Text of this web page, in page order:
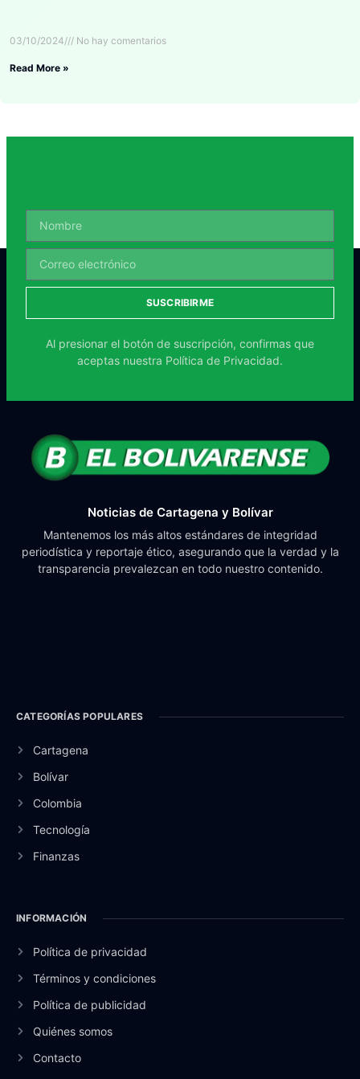
03/10/2024 No hay comentarios
Read More »
SUSCRIBIRME
Al presionar el botón de suscripción, confirmas que
aceptas nuestra Política de Privacidad.
Noticias de Cartagena y Bolívar
Mantenemos los más altos estándares de integridad
periodística y reportaje ético, asegurando que la verdad y la
transparencia prevalezcan en todo nuestro contenido.
CATEGORÍAS POPULARES
Cartagena
Bolívar
Colombia
Tecnología
Finanzas
INFORMACIÓN
Política de privacidad
Términos y condiciones
Política de publicidad
Quiénes somos
Contacto